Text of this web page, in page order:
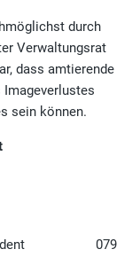
durch
Verwaltungsrat
dass amtierende
sein können.
079